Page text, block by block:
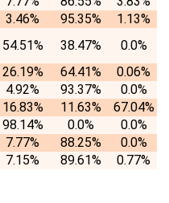
3.46% 95.35%
1.13%
54.51% 38.47%
0.0%
26.19% 64.41%
0.06%
4.92% 93.37%
0.0%
16.83% 11.63%
67.04%
98.14% 0.0%
0.0%
7.77% 88.25%
0.0%
7.15% 89.61% 0.77%